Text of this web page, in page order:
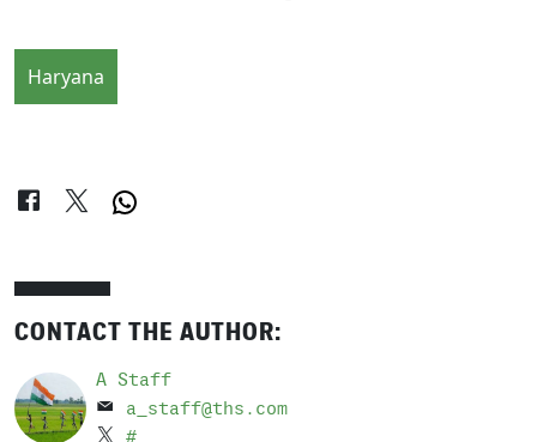
Haryana
CONTACT THE AUTHOR:
A Staff
a_staff@ths.com
#